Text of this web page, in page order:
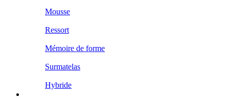
Mousse
Ressort
Mémoire de forme
Surmatelas
Hybride